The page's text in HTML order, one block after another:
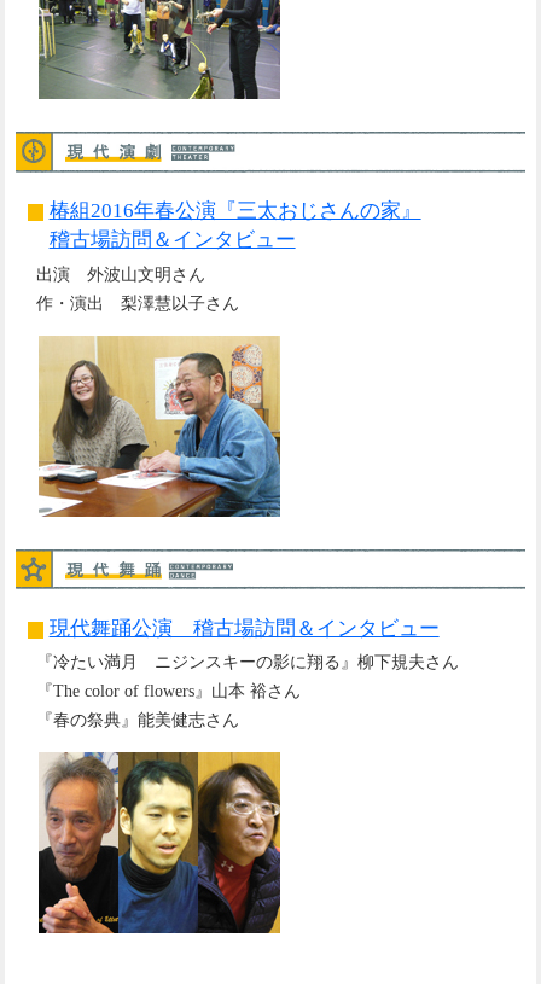
椿組2016年春公演『三太おじさんの家』
稽古場訪問＆インタビュー
出演 外波山文明さん
作・演出 梨澤慧以子さん
現代舞踊公演 稽古場訪問＆インタビュー
『冷たい満月 ニジンスキーの影に翔る』柳下規夫さん
『The color of flowers』山本 裕さん
『春の祭典』能美健志さん